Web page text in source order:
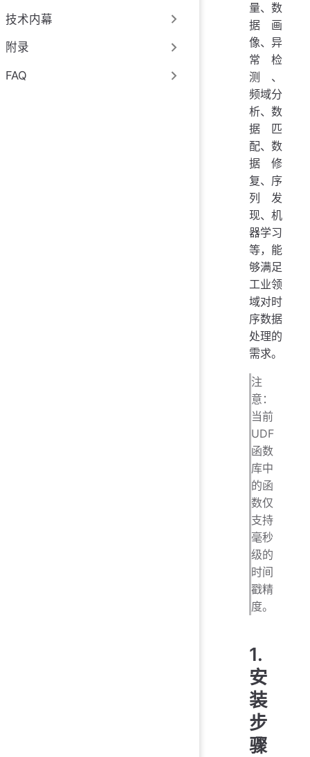
技术内幕
附录
FAQ
量、数
据画
像、异
常检
测、
频域分
析、数
据匹
配、数
据修
复、序
列发
现、机
器学习
等，能
够满足
工业领
域对时
序数据
处理的
需求。
注
意：
当前
UDF
函数
库中
的函
数仅
支持
毫秒
级的
时间
戳精
度。
1.
安
装
步
骤